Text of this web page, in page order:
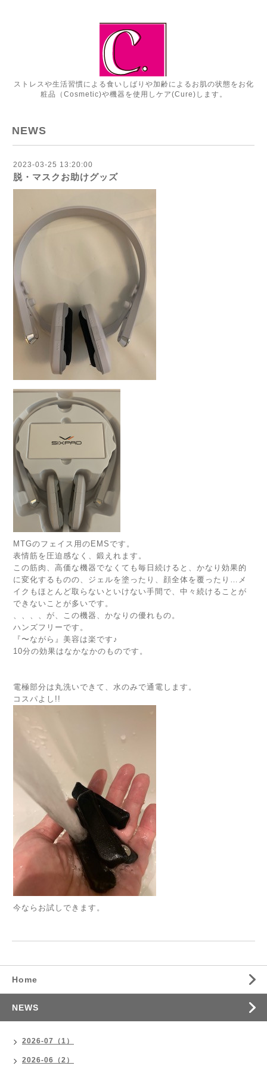
ストレスや生活習慣による食いしばりや加齢によるお肌の状態をお化
粧品（Cosmetic)や機器を使用しケア(Cure)します。
NEWS
2023-03-25 13:20:00
脱・マスクお助けグッズ
MTGのフェイス用のEMSです。
表情筋を圧迫感なく、鍛えれます。
この筋肉、高価な機器でなくても毎日続けると、かなり効果的
に変化するものの、ジェルを塗ったり、顔全体を覆ったり…メ
イクもほとんど取らないといけない手間で、中々続けることが
できないことが多いです。
、、、、が、この機器、かなりの優れもの。
ハンズフリーです。
『〜ながら』美容は楽です♪
10分の効果はなかなかのものです。
電極部分は丸洗いできて、水のみで通電します。
コスパよし!!
今ならお試しできます。
Home
NEWS
2026-07（1）
2026-06（2）